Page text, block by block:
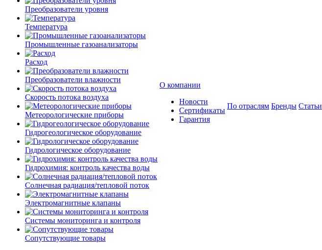
Преобразователи уровня
Температура
Промышленные газоанализаторы
Расход
Преобразователи влажности
Скорость потока воздуха
Метеорологические приборы
Гидрогеологическое оборудование
Гидрологическое оборудование
Гидрохимия: контроль качества воды
Солнечная радиация/тепловой поток
Электромагнитные клапаны
Системы мониторинга и контроля
Сопутствующие товары
О компании
Новости
Сертификаты
Гарантия
По отраслям Бренды Статьи